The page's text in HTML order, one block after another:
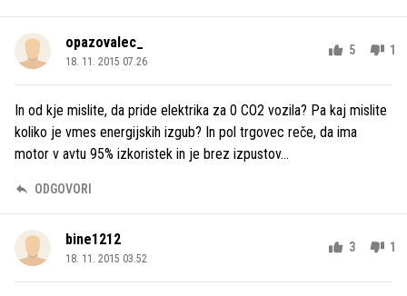
opazovalec_
18. 11. 2015 07.26
5 1
In od kje mislite, da pride elektrika za 0 CO2 vozila? Pa kaj mislite
koliko je vmes energijskih izgub? In pol trgovec reče, da ima
motor v avtu 95% izkoristek in je brez izpustov...
ODGOVORI
bine1212
18. 11. 2015 03.52
3 1